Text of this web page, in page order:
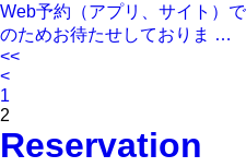
Web予約（アプリ、サイト）
のためお待たせしておりま …
<<
<
1
2
Reservation